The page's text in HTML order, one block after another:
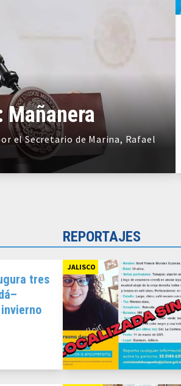
Mañanera
el Secretario de Marina, Rafael
tres
REPORTAJES
JALISCO